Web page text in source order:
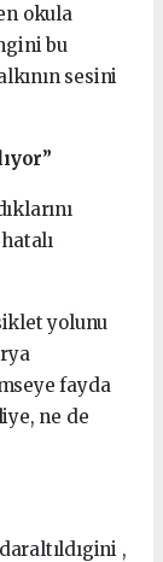
okula
bu
sesini
yolunu
fayda
ne de
,